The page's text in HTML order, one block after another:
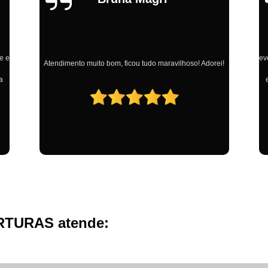
deixaram o serviço impecável! Já indiquei várias
vocês!
atende: